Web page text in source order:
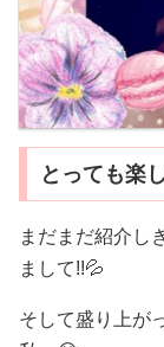
とっても楽
まだまだ紹介し
まして!!💦
そして盛り上が